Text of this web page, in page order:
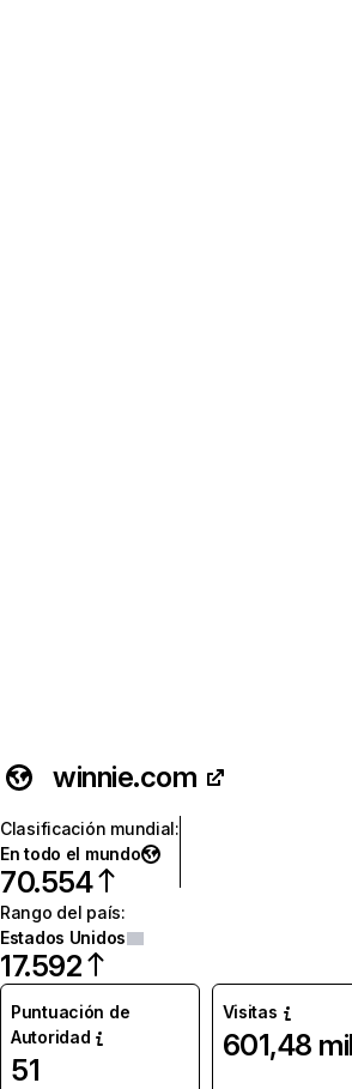
winnie.com
Clasificación mundial:
En todo el mundo
70.554
Rango del país:
Estados Unidos
17.592
Puntuación de
Autoridad
51
Visitas
601,48